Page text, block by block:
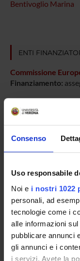
Consenso
Uso responsabile
Noi e i nostri 1022
personali, ad
tecnologie come i
alle informazioni
pubblicare annunci
gli annunci e i
i servizi. Avete la
Bentivoglio Marina
ENTI
Commissione
Finanziamento:
PARTECIPANTI
AREE DI RICERCA
Anatomy &
SEZIONI